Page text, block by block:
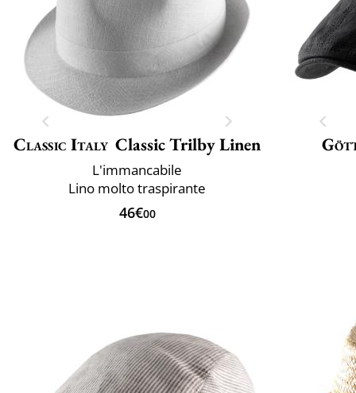
Classic Italy Classic Trilby Linen
L'immancabile
Lino molto traspirante
46€00